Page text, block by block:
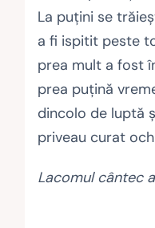
La puțini se
a fi ispitit peste
prea mult a fost
prea puțină
dincolo de luptă
priveau curat
Lacomul cântec